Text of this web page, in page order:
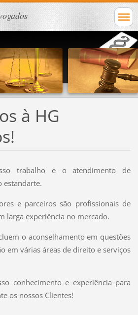
à HG
trabalho e o atendimento de
estandarte.
e parceiros são profissionais de
larga experiência no mercado.
o aconselhamento em questões
em várias áreas de direito e serviços
conhecimento e experiência para
os nossos Clientes!